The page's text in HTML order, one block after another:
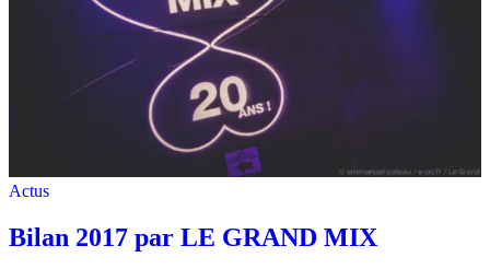
Actus
Bilan 2017 par LE GRAND MIX